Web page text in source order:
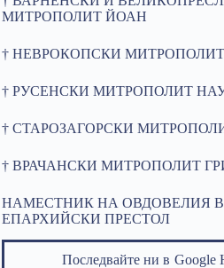
МИТРОПОЛИТ ЙОАН
† НЕВРОКОПСКИ
† РУСЕНСКИ МИТРОПОЛИТ
† СТАРОЗАГОРСКИ
† ВРАЧАНСКИ МИТРОПОЛИТ
НАМЕСТНИК НА ОВДОВЕЛИЯ
ЕПАРХИЙСКИ ПРЕСТОЛ
Последвайте ни в Google